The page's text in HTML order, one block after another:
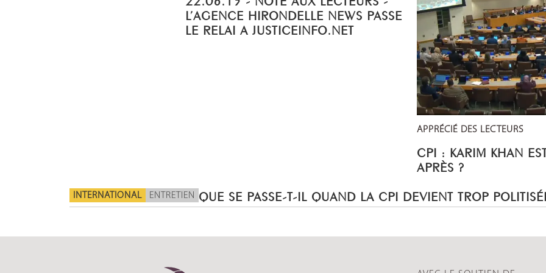
L’AGENCE HIRONDELLE NEWS PASSE
LE RELAI A JUSTICEINFO.NET
APPRÉCIÉ DES LECTEURS
CPI : KARIM KHAN
APRÈS ?
INTERNATIONAL ENTRETIEN QUE SE PASSE-T-IL QUAND LA CPI DEVIENT TROP